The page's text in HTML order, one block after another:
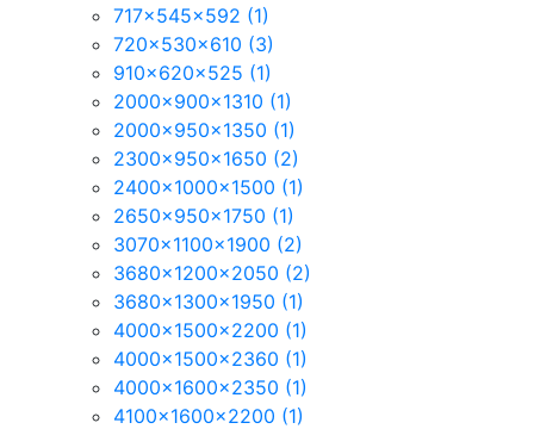
717x545x592 (1)
720x530x610 (3)
910x620x525 (1)
2000x900x1310 (1)
2000x950x1350 (1)
2300x950x1650 (2)
2400x1000x1500 (1)
2650x950x1750 (1)
3070x1100x1900 (2)
3680x1200x2050 (2)
3680x1300x1950 (1)
4000x1500x2200 (1)
4000x1500x2360 (1)
4000x1600x2350 (1)
4100x1600x2200 (1)